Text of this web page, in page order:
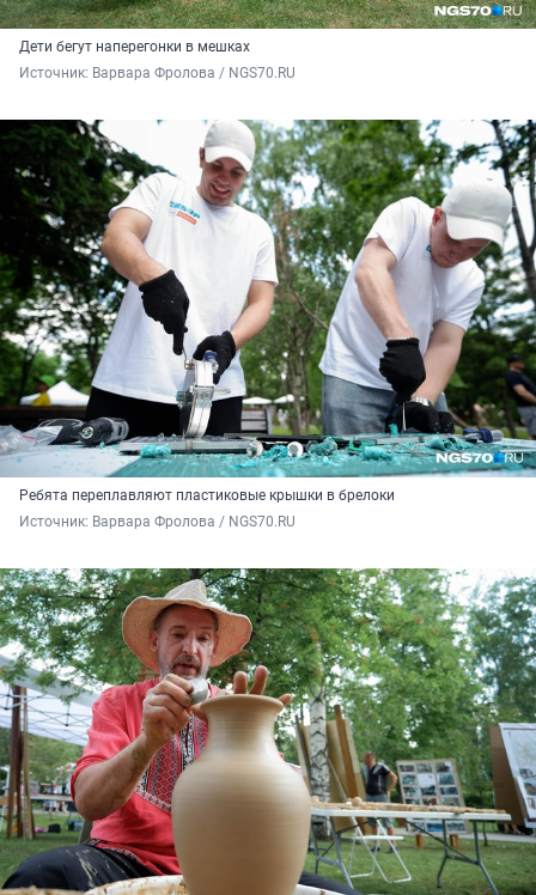
Дети бегут наперегонки в мешках
Источник: Варвара Фролова / NGS70.RU
Ребята переплавляют пластиковые крышки в брелоки
Источник: Варвара Фролова / NGS70.RU